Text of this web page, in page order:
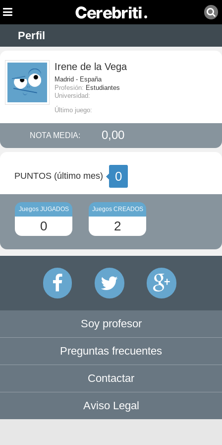
Perfil
Irene de la Vega
Madrid - España
Profesión: Estudiantes
Universidad:
Último juego:
NOTA MEDIA: 0,00
PUNTOS (último mes) 0
Juegos JUGADOS
0
Juegos CREADOS
2
Soy profesor
Preguntas frecuentes
Contactar
Aviso Legal